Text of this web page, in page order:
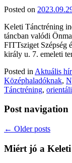
Posted on
Keleti Tánctréning
táncban valódi
FITTsziget Szépség
király u. 7. emeleti
Posted in Aktuális
Középhaladóknak,
Tánctréning,
Post navigation
← Older posts
Miért jó a